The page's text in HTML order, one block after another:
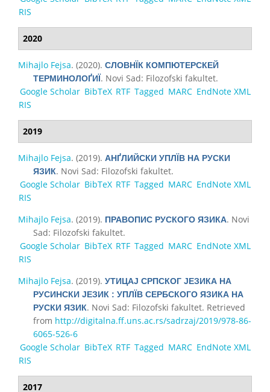
RIS
2020
Mihajlo Fejsa. (2020). СЛОВНЇК КОМПЮТЕРСКЕЙ
ТЕРМИНОЛОҐИЇ. Novi Sad: Filozofski fakultet.
Google Scholar BibTeX RTF Tagged MARC EndNote XML
RIS
2019
Mihajlo Fejsa. (2019). АНҐЛИЙСКИ УПЛЇВ НА РУСКИ
ЯЗИК. Novi Sad: Filozofski fakultet.
Google Scholar BibTeX RTF Tagged MARC EndNote XML
RIS
Mihajlo Fejsa. (2019). ПРАВОПИС РУСКОГО ЯЗИКА. Novi
Sad: Filozofski fakultet.
Google Scholar BibTeX RTF Tagged MARC EndNote XML
RIS
Mihajlo Fejsa. (2019). УТИЦАЈ СРПСКОГ ЈЕЗИКА НА
РУСИНСКИ ЈЕЗИК : УПЛЇВ СЕРБСКОГО ЯЗИКА НА
РУСКИ ЯЗИК. Novi Sad: Filozofski fakultet. Retrieved
from http://digitalna.ff.uns.ac.rs/sadrzaj/2019/978-86-
6065-526-6
Google Scholar BibTeX RTF Tagged MARC EndNote XML
RIS
2017